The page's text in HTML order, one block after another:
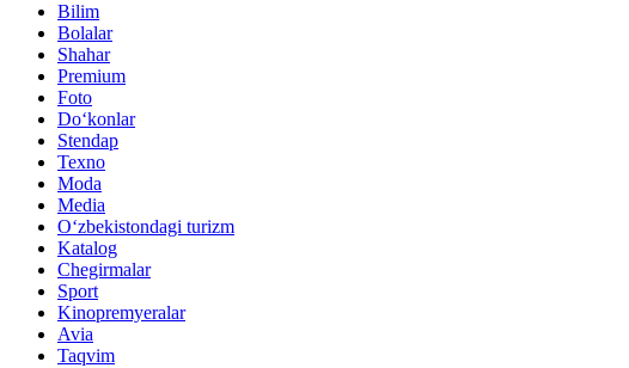
Bilim
Bolalar
Shahar
Premium
Foto
Do‘konlar
Stendap
Texno
Moda
Media
O‘zbekistondagi turizm
Katalog
Chegirmalar
Sport
Kinopremyeralar
Avia
Taqvim